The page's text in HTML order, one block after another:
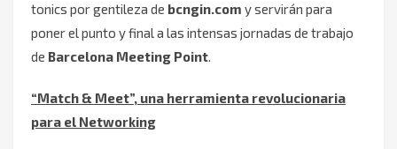
tonics por gentileza de bcngin.com y servirán para
poner el punto y final a las intensas jornadas de trabajo
de Barcelona Meeting Point.
“Match & Meet”, una herramienta revolucionaria
para el Networking